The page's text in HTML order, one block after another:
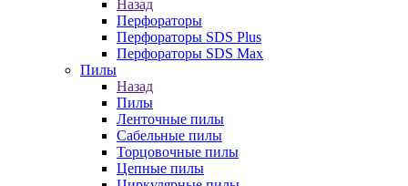
Назад
Перфораторы
Перфораторы SDS Plus
Перфораторы SDS Max
Пилы
Назад
Пилы
Ленточные пилы
Сабельные пилы
Торцовочные пилы
Цепные пилы